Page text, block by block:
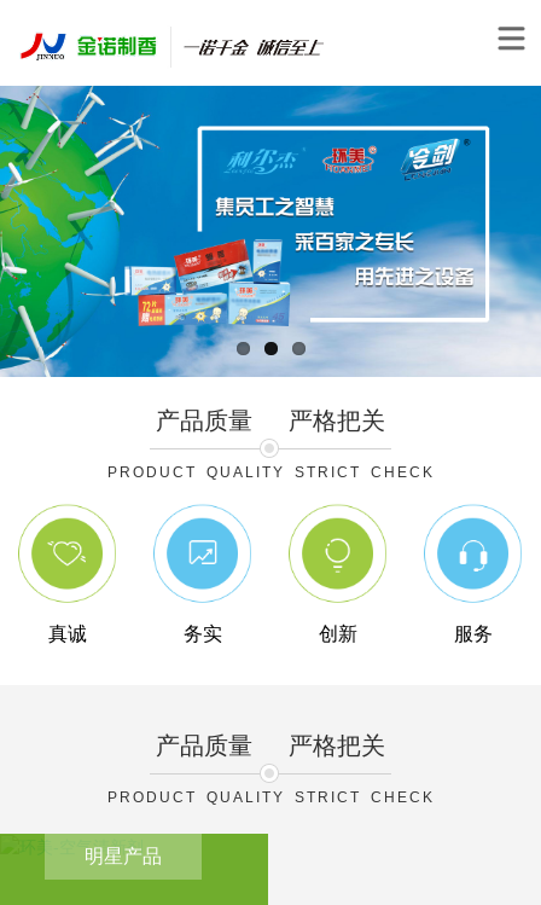
产品质量 严格把关
PRODUCT QUALITY STRICT CHECK
真诚 务实 创新 服务
产品质量 严格把关
PRODUCT QUALITY STRICT CHECK
明星产品